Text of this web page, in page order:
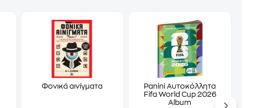
Φονικά αινίγματα
Panini Αυτοκόλλητα
Fifa World Cup 2026
Album